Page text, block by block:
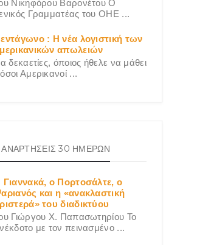
Νικηφόρου Βαρονέτου Ο
Γραμματέας του ΟΗΕ ...
: Η νέα λογιστική των
απωλειών
δεκαετίες, όποιος ήθελε να μάθει
Αμερικανοί ...
30 ΗΜΕΡΩΝ
Γιαννακά, ο Πορτοσάλτε, ο
και η «ανακλαστική
του διαδικτύου
Γιώργου X. Παπασωτηρίου Το
με τον πεινασμένο ...